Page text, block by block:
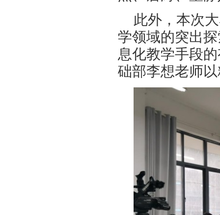
此外，本次
学领域的突出
息化教学手段
础部李想老师